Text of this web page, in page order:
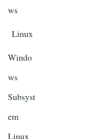
ws
Linux
Windo
ws
Subsyst
em
Linux